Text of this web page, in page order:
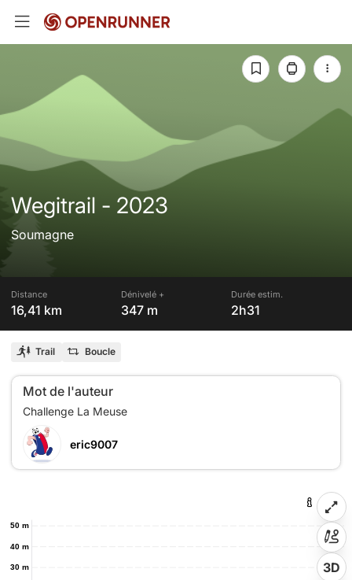
Wegitrail - 2023
Soumagne
Distance
16,41 km
Dénivelé +
347 m
Durée estim.
2h31
Trail Boucle
Mot de l'auteur
eric9007
30 m
40 m
50 m
3D